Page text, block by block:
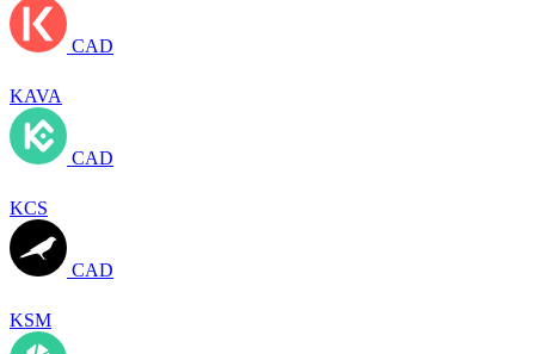
CAD
KAVA
CAD
KCS
CAD
KSM